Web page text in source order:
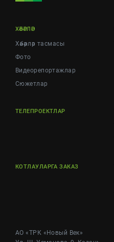
ХӘБӘРЛӘР
Хәбәрләр тасмасы
Фото
Видеорепортажлар
Cюжетлар
ТЕЛЕПРОЕКТЛАР
КОТЛАУЛАРГА ЗАКАЗ
АО «ТРК «Новый Век»